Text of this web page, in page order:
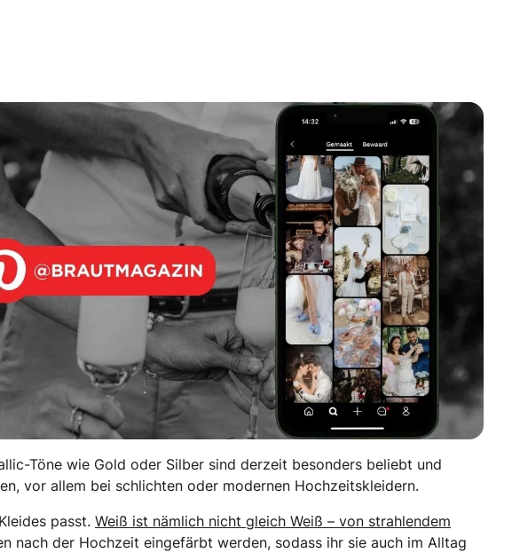
Töne wie Gold oder Silber sind derzeit besonders beliebt und
vor allem bei schlichten oder modernen Hochzeitskleidern.
passt. Weiß ist nämlich nicht gleich Weiß – von strahlendem
nach der Hochzeit eingefärbt werden, sodass ihr sie auch im Alltag